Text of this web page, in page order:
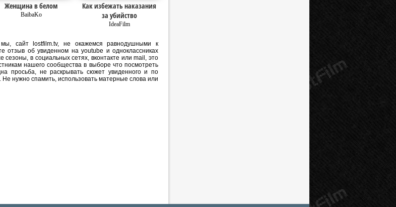
Женщина в белом
BaibaKo
Как избежать наказания
за убийство
IdeaFilm
сайт lostfilm.tv, не окажемся равнодушными к
отзыв об увиденном на youtube и одноклассниках
в социальных сетях, вконтакте или mail, это
нашего сообщества в выборе что посмотреть
просьба, не раскрывать сюжет увиденного и по
Не нужно спамить, использовать матерные слова или